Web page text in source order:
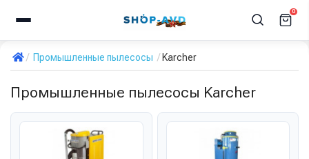
0
Промышленные пылесосы Karcher
Промышленные пылесосы Karcher